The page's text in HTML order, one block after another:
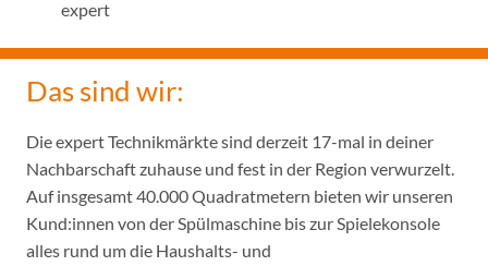
expert
Das sind wir:
Die expert Technikmärkte sind derzeit 17-mal in deiner
Nachbarschaft zuhause und fest in der Region verwurzelt.
Auf insgesamt 40.000 Quadratmetern bieten wir unseren
Kund:innen von der Spülmaschine bis zur Spielekonsole
alles rund um die Haushalts- und